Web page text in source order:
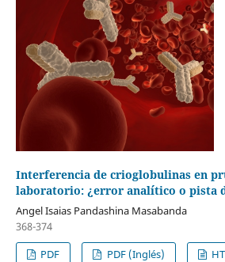
Interferencia de crioglobulinas en
laboratorio: ¿error analítico o pista
Angel Isaias Pandashina Masabanda
368-374
PDF
PDF (Inglés)